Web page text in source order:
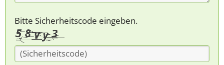
Bitte Sicherheitscode eingeben.